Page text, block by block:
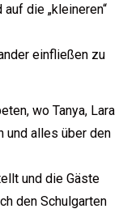
die „kleineren“
einfließen zu
wo Tanya, Lara
und alles über den
und die Gäste
den Schulgarten